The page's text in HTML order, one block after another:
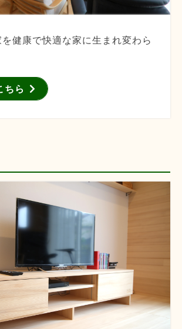
健康で快適な家に生まれ変わら
ちら